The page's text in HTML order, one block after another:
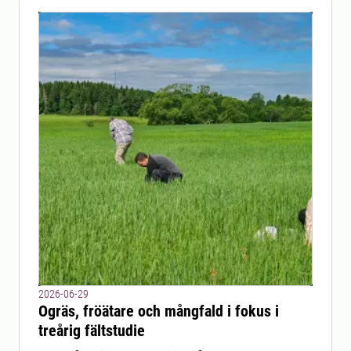
2026-06-29
Ogräs, fröätare och mångfald i fokus i
treårig fältstudie